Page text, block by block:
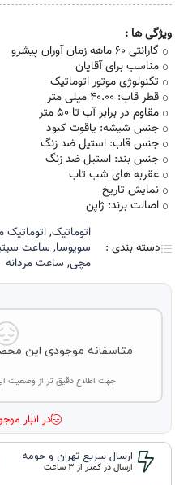
ویژگی ها :
گارانتی 60 ماهه زمان آوران پیشرو
مناسب برای آقایان
تکنولوژی موتور اتوماتیک
قطر قاب: 40.00 میلی متر
مقاوم در برابر آب تا 50 متر
جنس شیشه: یاقوت کبود
جنس قاب: استیل ضد زنگ
جنس بند: استیل ضد زنگ
عقربه های شب تاب
نمایش تاریخ
اصالت برند: ژاپن
دسته بندی :
اتوماتیک,اتوماتیک
سویوسا, ساعت
مچی, ساعت مردانه
متاسفانه موجودی این
جهت اطلاع دقیق تر از وضعیت
در انبار
ارسال سریع تهران و حومه
ارسال در کمتر از 3 ساعت